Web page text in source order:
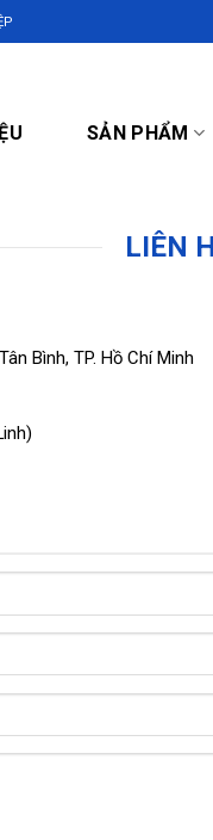
SẢN PHẨM
LIÊN
Bình, TP. Hồ Chí Minh